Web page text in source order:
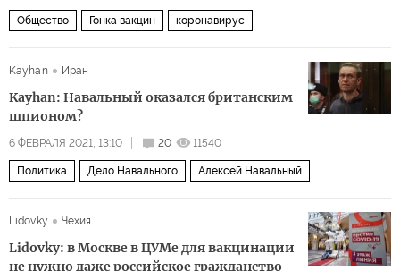
Общество Гонка вакцин коронавирус
Kayhan Иран
Kayhan: Навальный оказался британским
шпионом?
6 ФЕВРАЛЯ 2021, 13:10 20 11540
Политика Дело Навального Алексей Навальный
Lidovky Чехия
Lidovky: в Москве в ЦУМе для вакцинации
не нужно даже российское гражданство